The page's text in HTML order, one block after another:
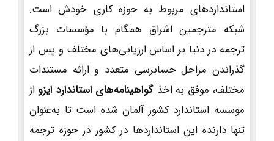
استانداردهای مربوط به حوزه کاری خودش است.
شبکه مترجمین اشراق همگام با مؤسسات بزرگ
ترجمه در دنیا بر اساس ارزیابی‌های مختلف و پس از
گذراندن مراحل حسابرسی متعدد و ارائه مستندات
مختلف، موفق به اخذ گواهینامه‌های استاندارد ایزو از
موسسه استاندارد کشور آلمان شده است تا به‌عنوان
تنها دارنده این استانداردها در کشور در حوزه ترجمه